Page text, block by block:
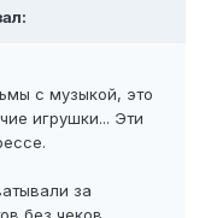
с музыкой, это
игрушки... Эти
за